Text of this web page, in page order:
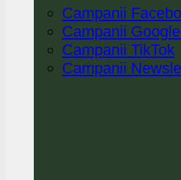
Campanii
Campanii
Campanii TikTok
Campanii